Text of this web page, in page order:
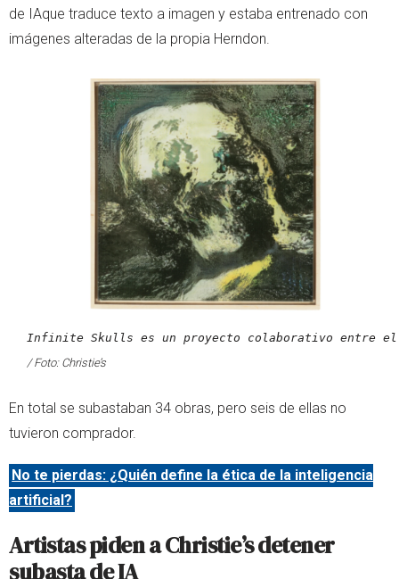
de IAque traduce texto a imagen y estaba entrenado con
imágenes alteradas de la propia Herndon.
Infinite Skulls es un proyecto colaborativo entre el
/ Foto: Christie’s
En total se subastaban 34 obras, pero seis de ellas no
tuvieron comprador.
No te pierdas: ¿Quién define la ética de la inteligencia
artificial?
Artistas piden a Christie’s detener
subasta de IA